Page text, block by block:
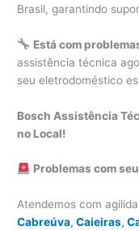
Brasil, garantindo
Está com
assistência técnica
seu eletrodoméstico
Bosch Assistência
no Local!
Problemas com
Atendemos com
Cabreúva,Caieiras,